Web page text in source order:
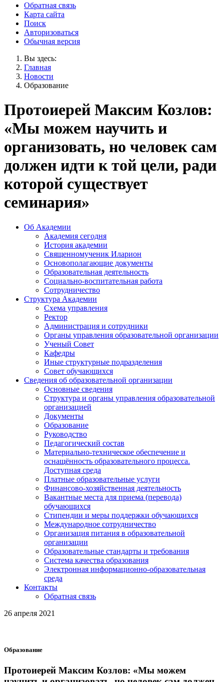
Обратная связь
Карта сайта
Поиск
Авторизоваться
Обычная версия
Вы здесь:
Главная
Новости
Образование
Протоиерей Максим Козлов:
«Мы можем научить и
организовать, но человек сам
должен идти к той цели, ради
которой существует
семинария»
Об Академии
Академия сегодня
История академии
Священномученик Иларион
Основополагающие документы
Образовательная деятельность
Социально-воспитательная работа
Сотрудничество
Структура Академии
Схема управления
Ректор
Администрация и сотрудники
Органы управления образовательной организации
Ученый Совет
Кафедры
Иные структурные подразделения
Совет обучающихся
Сведения об образовательной организации
Основные сведения
Структура и органы управления образовательной
организацией
Документы
Образование
Руководство
Педагогический состав
Материально-техническое обеспечение и
оснащённость образовательного процесса.
Доступная среда
Платные образовательные услуги
Финансово-хозяйственная деятельность
Вакантные места для приема (перевода)
обучающихся
Стипендии и меры поддержки обучающихся
Международное сотрудничество
Организация питания в образовательной
организации
Образовательные стандарты и требования
Система качества образования
Электронная информационно-образовательная
среда
Контакты
Обратная связь
26 апреля 2021
Образование
Протоиерей Максим Козлов: «Мы можем